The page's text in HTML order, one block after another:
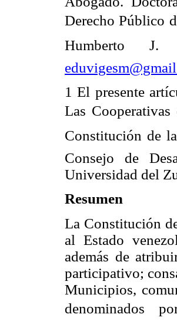
Derecho Público
Humberto J.
1 El presente
Las
Constitución de
Consejo de
Universidad del
Resumen
La Constitución
al Estado
además de
participativo;
Municipios,
denominados